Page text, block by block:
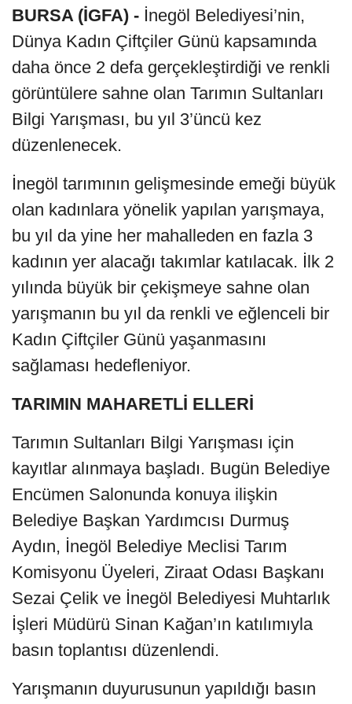
BURSA (İGFA) - İnegöl Belediyesi’nin,
Dünya Kadın Çiftçiler Günü kapsamında
daha önce 2 defa gerçekleştirdiği ve renkli
görüntülere sahne olan Tarımın Sultanları
Bilgi Yarışması, bu yıl 3’üncü kez
düzenlenecek.
İnegöl tarımının gelişmesinde emeği büyük
olan kadınlara yönelik yapılan yarışmaya,
bu yıl da yine her mahalleden en fazla 3
kadının yer alacağı takımlar katılacak. İlk 2
yılında büyük bir çekişmeye sahne olan
yarışmanın bu yıl da renkli ve eğlenceli bir
Kadın Çiftçiler Günü yaşanmasını
sağlaması hedefleniyor.
TARIMIN MAHARETLİ ELLERİ
Tarımın Sultanları Bilgi Yarışması için
kayıtlar alınmaya başladı. Bugün Belediye
Encümen Salonunda konuya ilişkin
Belediye Başkan Yardımcısı Durmuş
Aydın, İnegöl Belediye Meclisi Tarım
Komisyonu Üyeleri, Ziraat Odası Başkanı
Sezai Çelik ve İnegöl Belediyesi Muhtarlık
İşleri Müdürü Sinan Kağan’ın katılımıyla
basın toplantısı düzenlendi.
Yarışmanın duyurusunun yapıldığı basın